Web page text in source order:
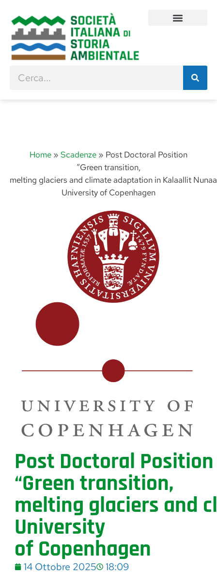
Home » Scadenze » Post Doctoral Position
“Green transition,
melting glaciers and climate adaptation in Kalaallit
University of Copenhagen
Post Doctoral Position
“Green transition,
melting glaciers and
University
of Copenhagen
14 Ottobre 2025
18:09